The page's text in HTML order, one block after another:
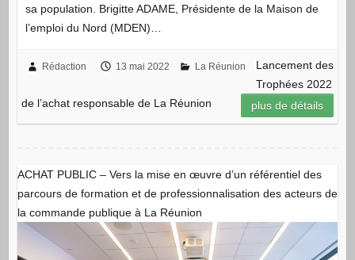
sa population. Brigitte ADAME, Présidente de la Maison de
l’emploi du Nord (MDEN)…
Rédaction 13 mai 2022 La Réunion
Lancement des
Trophées 2022
de l’achat responsable de La Réunion
plus de détails
ACHAT PUBLIC – Vers la mise en œuvre d’un référentiel des
parcours de formation et de professionnalisation des acteurs de
la commande publique à La Réunion